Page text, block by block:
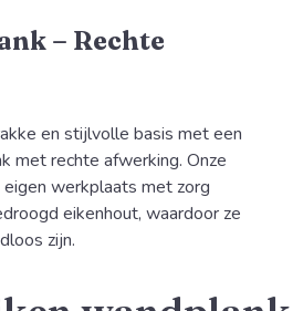
– Rechte
en stijlvolle basis met een
met rechte afwerking. Onze
werkplaats met zorg
eikenhout, waardoor ze
zijn.